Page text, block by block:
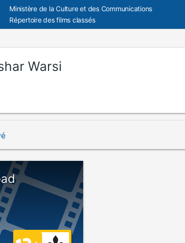
Ministère de la Culture et des Communications
Répertoire des films classés
Warsi